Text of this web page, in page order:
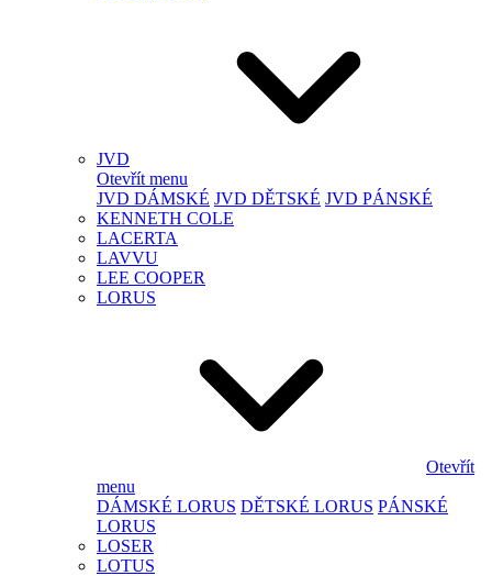
JVD
Otevřít menu
JVD DÁMSKÉ JVD DĚTSKÉ JVD PÁNSKÉ
KENNETH COLE
LACERTA
LAVVU
LEE COOPER
LORUS
Otevřít
menu
DÁMSKÉ LORUS DĚTSKÉ LORUS PÁNSKÉ
LORUS
LOSER
LOTUS